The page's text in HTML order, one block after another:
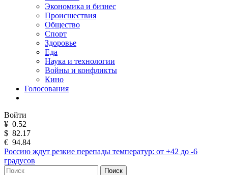
Экономика и бизнес
Происшествия
Общество
Спорт
Здоровье
Еда
Наука и технологии
Войны и конфликты
Кино
Голосования
Войти
¥ 0.52
$ 82.17
€ 94.84
Россию ждут резкие перепады температур: от +42 до -6
градусов
Поиск